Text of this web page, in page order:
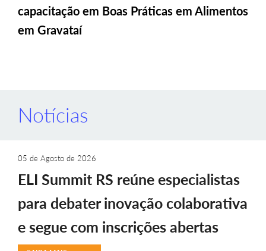
capacitação em Boas Práticas em Alimentos
em Gravataí
Notícias
05 de Agosto de 2026
ELI Summit RS reúne especialistas
para debater inovação colaborativa
e segue com inscrições abertas